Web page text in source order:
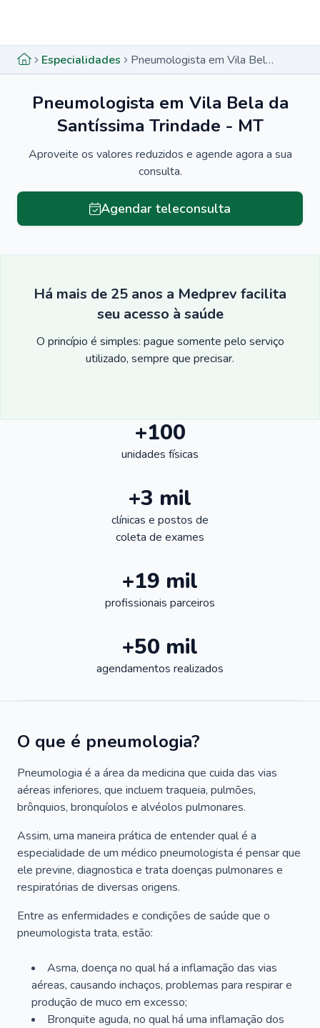
Especialidades Pneumologista em Vila Bela da Santíssima Trindade - MT
Pneumologista em Vila Bela da
Santíssima Trindade - MT
Aproveite os valores reduzidos e agende agora a sua
consulta.
Agendar teleconsulta
Há mais de 25 anos a Medprev facilita
seu acesso à saúde
O princípio é simples: pague somente pelo serviço
utilizado, sempre que precisar.
+100
unidades físicas
+3 mil
clínicas e postos de
coleta de exames
+19 mil
profissionais parceiros
+50 mil
agendamentos realizados
O que é pneumologia?
Pneumologia é a área da medicina que cuida das vias
aéreas inferiores, que incluem traqueia, pulmões,
brônquios, bronquíolos e alvéolos pulmonares.
Assim, uma maneira prática de entender qual é a
especialidade de um médico pneumologista é pensar que
ele previne, diagnostica e trata doenças pulmonares e
respiratórias de diversas origens.
Entre as enfermidades e condições de saúde que o
pneumologista trata, estão:
Asma, doença no qual há a inflamação das vias
aéreas, causando inchaços, problemas para respirar e
produção de muco em excesso;
Bronquite aguda, no qual há uma inflamação dos